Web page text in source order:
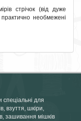
стрічок (від дуже
необмежені
спеціальні для
взуття, шкіри,
зашивання мішків